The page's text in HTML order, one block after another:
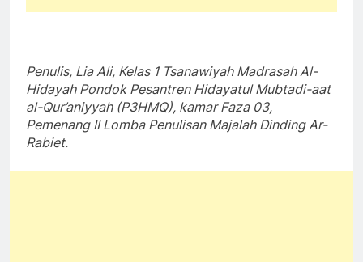
Penulis, Lia Ali, Kelas 1 Tsanawiyah Madrasah Al-
Hidayah Pondok Pesantren Hidayatul Mubtadi-aat
al-Qur’aniyyah (P3HMQ), kamar Faza 03,
Pemenang II Lomba Penulisan Majalah Dinding Ar-
Rabiet.